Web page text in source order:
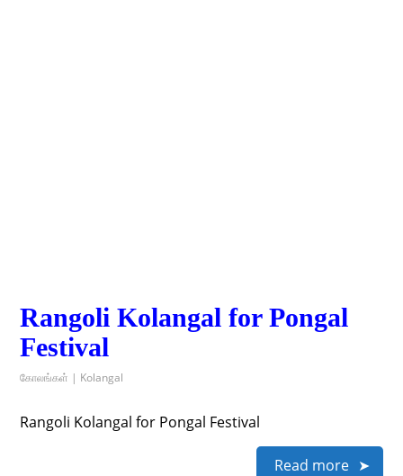
Rangoli Kolangal for Pongal
Festival
கோலங்கள் | Kolangal
Rangoli Kolangal for Pongal Festival
Read more